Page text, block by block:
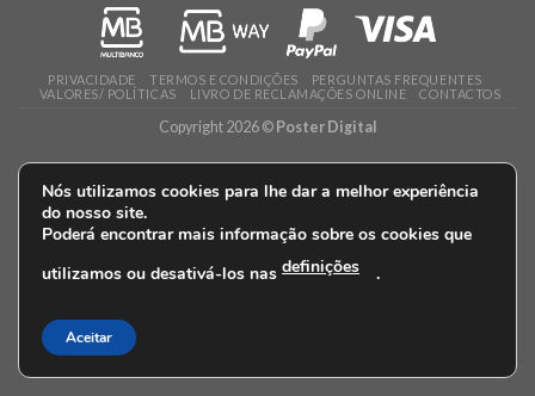
PRIVACIDADE TERMOS E CONDIÇÕES
PERGUNTAS FREQUENTES
VALORES/ POLÍTICAS
LIVRO DE RECLAMAÇÕES ONLINE CONTACTOS
Copyright 2026 ©Poster Digital
Nós utilizamos cookies para lhe dar a melhor experiência
do nosso site.
Poderá encontrar mais informação sobre os cookies que
utilizamos ou desativá-los nas definições .
Aceitar